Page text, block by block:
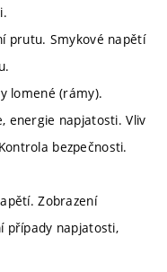
prutu. Smykové napětí
lomené (rámy).
energie napjatosti. Vliv
bezpečnosti.
Zobrazení
případy napjatosti,